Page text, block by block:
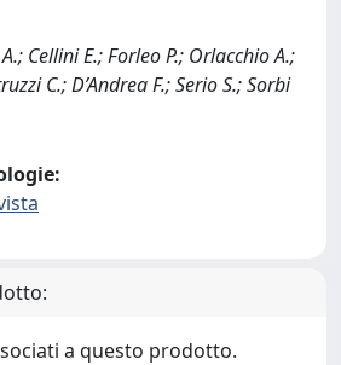
Cellini E.; Forleo P.; Orlacchio A.;
C.; D’Andrea F.; Serio S.; Sorbi
a questo prodotto.